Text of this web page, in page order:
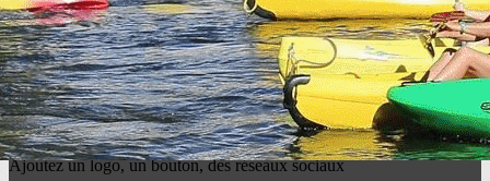
Actualités
Portes Ouvertes 2026
Nettoyage de rivière 2026
Saison 2025/2026
Section Mini-Pag
Formation BPJEPS APT
Planète Kayak
Ajoutez un logo, un bouton, des réseaux sociaux